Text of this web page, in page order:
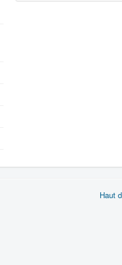
Haut